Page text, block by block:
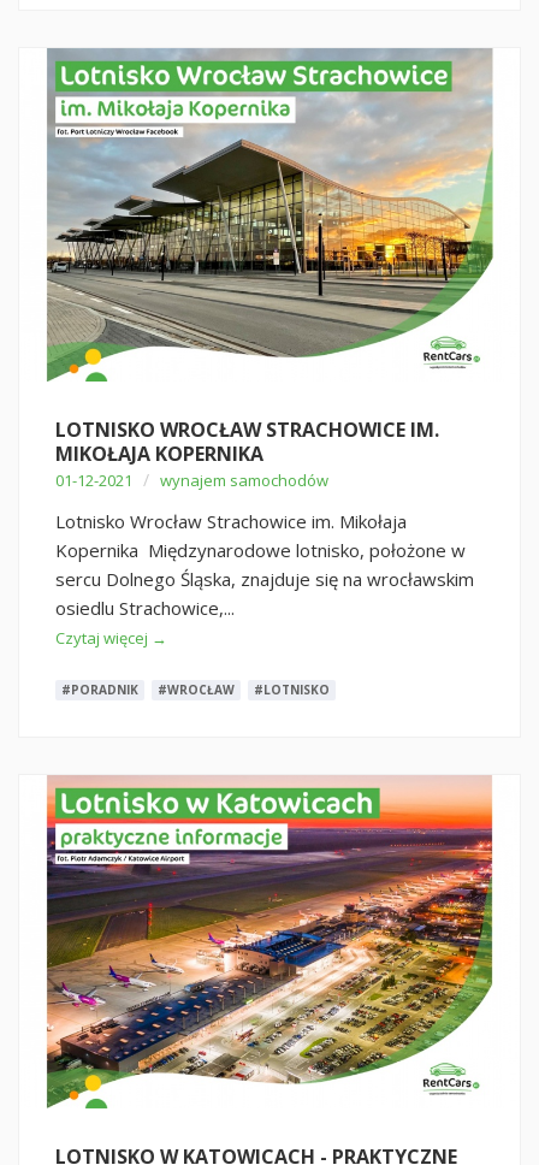
LOTNISKO WROCŁAW STRACHOWICE IM.
MIKOŁAJA KOPERNIKA
01-12-2021 / wynajem samochodów
Lotnisko Wrocław Strachowice im. Mikołaja
Kopernika Międzynarodowe lotnisko, położone w
sercu Dolnego Śląska, znajduje się na wrocławskim
osiedlu Strachowice,...
Czytaj więcej →
#PORADNIK #WROCŁAW #LOTNISKO
LOTNISKO W KATOWICACH - PRAKTYCZNE